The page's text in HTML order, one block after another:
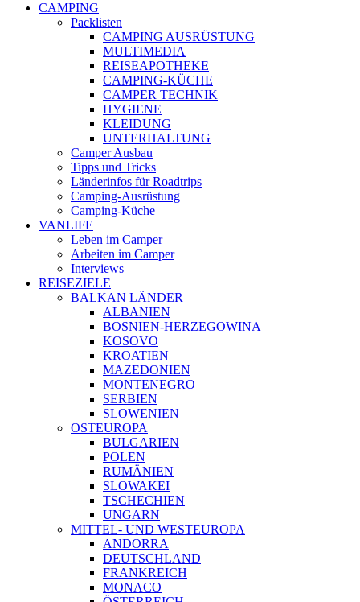
CAMPING
Packlisten
CAMPING AUSRÜSTUNG
MULTIMEDIA
REISEAPOTHEKE
CAMPING-KÜCHE
CAMPER TECHNIK
HYGIENE
KLEIDUNG
UNTERHALTUNG
Camper Ausbau
Tipps und Tricks
Länderinfos für Roadtrips
Camping-Ausrüstung
Camping-Küche
VANLIFE
Leben im Camper
Arbeiten im Camper
Interviews
REISEZIELE
BALKAN LÄNDER
ALBANIEN
BOSNIEN-HERZEGOWINA
KOSOVO
KROATIEN
MAZEDONIEN
MONTENEGRO
SERBIEN
SLOWENIEN
OSTEUROPA
BULGARIEN
POLEN
RUMÄNIEN
SLOWAKEI
TSCHECHIEN
UNGARN
MITTEL- UND WESTEUROPA
ANDORRA
DEUTSCHLAND
FRANKREICH
MONACO